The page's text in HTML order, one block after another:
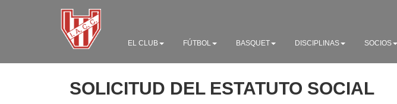
EL CLUB FÚTBOL BASQUET DISCIPLINAS SOCIOS
SOLICITUD DEL ESTATUTO SOCIAL